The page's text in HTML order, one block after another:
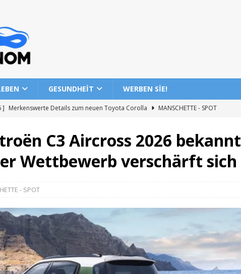
GESUNDHEIT WERBEN SIE!
] Merkenswerte Details zum neuen Toyota Corolla
MANSCHETTE - SPOT
] Neue Ära der Fahrzeugüberprüfung beginnt
MANSCHETTE - SPOT
] Volkswagen Id. Aura T6 Vorbestellung ohne Preisankündigung gestartet
C3 Aircross 2026 bekannt
Wettbewerb verschärft sich
- SPOT